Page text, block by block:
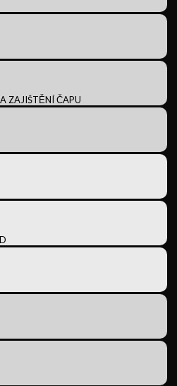
ZAJIŠTĚNÍ ČAPU